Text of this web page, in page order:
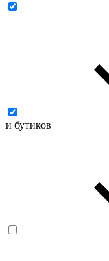
и бутиков